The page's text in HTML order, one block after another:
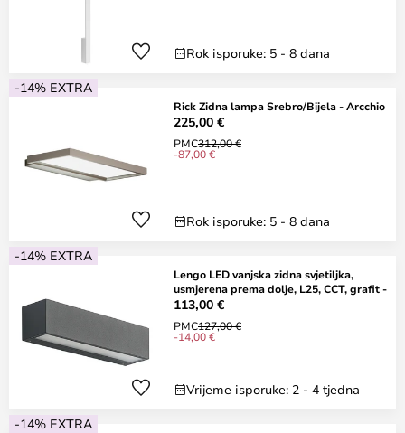
Rok isporuke: 5 - 8 dana
-14% EXTRA
Rick Zidna lampa Srebro/Bijela - Arcchio
225,00 €
PMC312,00 €
-87,00 €
Rok isporuke: 5 - 8 dana
-14% EXTRA
Lengo LED vanjska zidna svjetiljka,
usmjerena prema dolje, L25, CCT, grafit -
113,00 €
PMC127,00 €
-14,00 €
Vrijeme isporuke: 2 - 4 tjedna
-14% EXTRA